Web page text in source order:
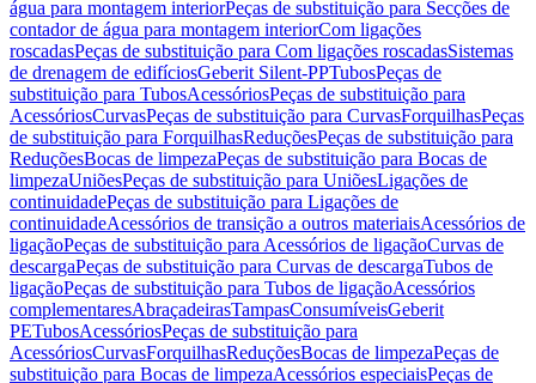
água para montagem interiorPeças de substituição para Secções de
contador de água para montagem interiorCom ligações
roscadasPeças de substituição para Com ligações roscadasSistemas
de drenagem de edifíciosGeberit Silent-PPTubosPeças de
substituição para TubosAcessóriosPeças de substituição para
AcessóriosCurvasPeças de substituição para CurvasForquilhasPeças
de substituição para ForquilhasReduçõesPeças de substituição para
ReduçõesBocas de limpezaPeças de substituição para Bocas de
limpezaUniõesPeças de substituição para UniõesLigações de
continuidadePeças de substituição para Ligações de
continuidadeAcessórios de transição a outros materiaisAcessórios de
ligaçãoPeças de substituição para Acessórios de ligaçãoCurvas de
descargaPeças de substituição para Curvas de descargaTubos de
ligaçãoPeças de substituição para Tubos de ligaçãoAcessórios
complementaresAbraçadeirasTampasConsumíveisGeberit
PETubosAcessóriosPeças de substituição para
AcessóriosCurvasForquilhasReduçõesBocas de limpezaPeças de
substituição para Bocas de limpezaAcessórios especiaisPeças de